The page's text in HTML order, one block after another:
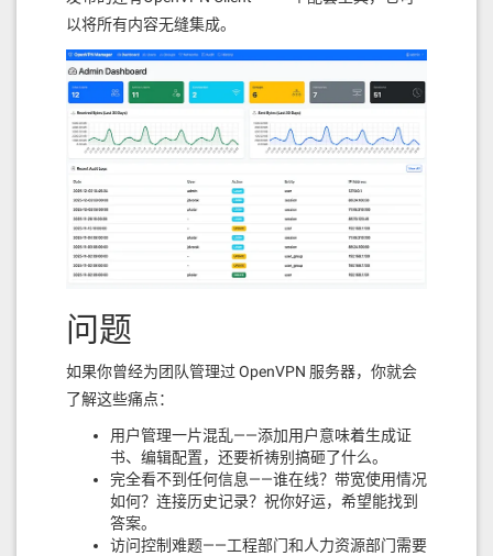
以将所有内容无缝集成。
问题
如果你曾经为团队管理过 OpenVPN 服务器，你就会
了解这些痛点：
用户管理一片混乱——添加用户意味着生成证
书、编辑配置，还要祈祷别搞砸了什么。
完全看不到任何信息——谁在线？带宽使用情况
如何？连接历史记录？祝你好运，希望能找到
答案。
访问控制难题——工程部门和人力资源部门需要